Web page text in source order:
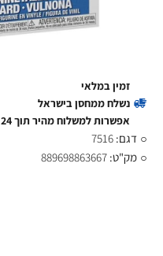
זמין במלאי
נשלח ממחסן בישראל
אפשרות למשלוח מהיר תוך 24 שעות באזורים נבחרים
דגם: 7516
מק"ט: 889698863667